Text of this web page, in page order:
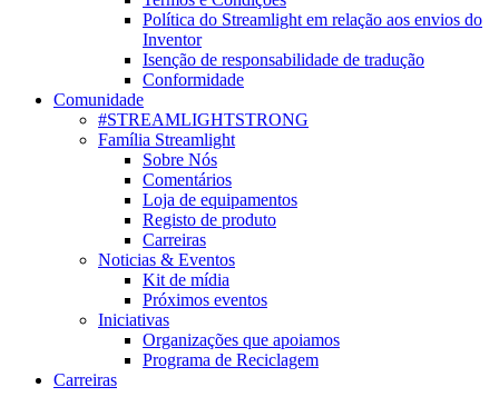
Política do Streamlight em relação aos envios do
Inventor
Isenção de responsabilidade de tradução
Conformidade
Comunidade
#STREAMLIGHTSTRONG
Família Streamlight
Sobre Nós
Comentários
Loja de equipamentos
Registo de produto
Carreiras
Noticias & Eventos
Kit de mídia
Próximos eventos
Iniciativas
Organizações que apoiamos
Programa de Reciclagem
Carreiras